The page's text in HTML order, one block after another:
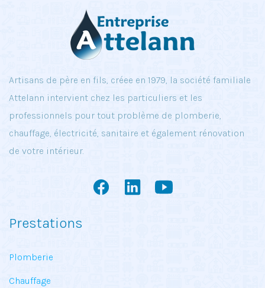
Artisans de père en fils, créee en 1979, la société familiale
Attelann intervient chez les particuliers et les
professionnels pour tout problème de plomberie,
chauffage, électricité, sanitaire et également rénovation
de votre intérieur.
Prestations
Plomberie
Chauffage